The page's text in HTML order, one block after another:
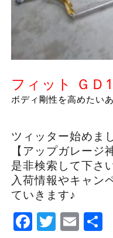
フィット ＧＤ1
ボディ剛性を高めたい
ツィッター始めま
【アップガレー
是非検索して下さ
入荷情報やキャン
ていきます♪
Facebook
Twitter